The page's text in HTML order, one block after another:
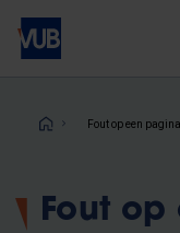
Overslaan
naar
inhoud
Fout op een pagina
Fout